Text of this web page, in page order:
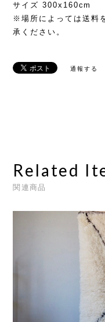
サイズ 300x160cm
※場所によっては送料
承ください。
通報する
Related
関連商品